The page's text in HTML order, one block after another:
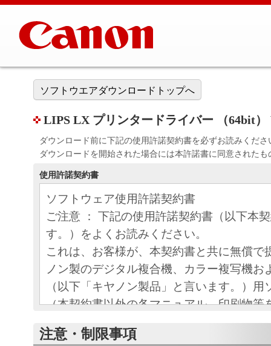
ソフトウエアダウンロードトップへ
LIPS LX プリンタードライバー （64bit）
ダウンロード前に下記の使用許諾契約書を必ずお読みくださ
ダウンロードを開始された場合には本許諾書に同意された
使用許諾契約書
ソフトウェア使用許諾契約書
ご注意 ： 下記の使用許諾契約書（以下本
す。）をよくお読みください。
これは、お客様が、本契約書と共に無償で
ノン製のデジタル複合機、カラー複写機お
（以下「キヤノン製品」と言います。）用
（本契約書以外の各マニュアル、印刷物等
以下「本ソフトウェア」と言います。）を
めの、お客様とキヤノン株式会社（以下キ
注意・制限事項